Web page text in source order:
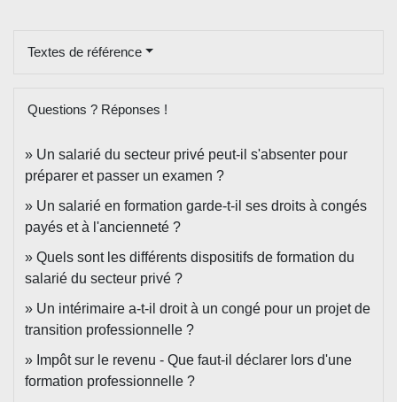
Textes de référence
Questions ? Réponses !
Un salarié du secteur privé peut-il s'absenter pour
préparer et passer un examen ?
Un salarié en formation garde-t-il ses droits à congés
payés et à l'ancienneté ?
Quels sont les différents dispositifs de formation du
salarié du secteur privé ?
Un intérimaire a-t-il droit à un congé pour un projet de
transition professionnelle ?
Impôt sur le revenu - Que faut-il déclarer lors d'une
formation professionnelle ?